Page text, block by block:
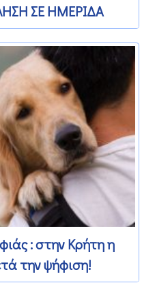
ΣΕ ΗΜΕΡΙΔΑ
: στην Κρήτη η
την ψήφιση!